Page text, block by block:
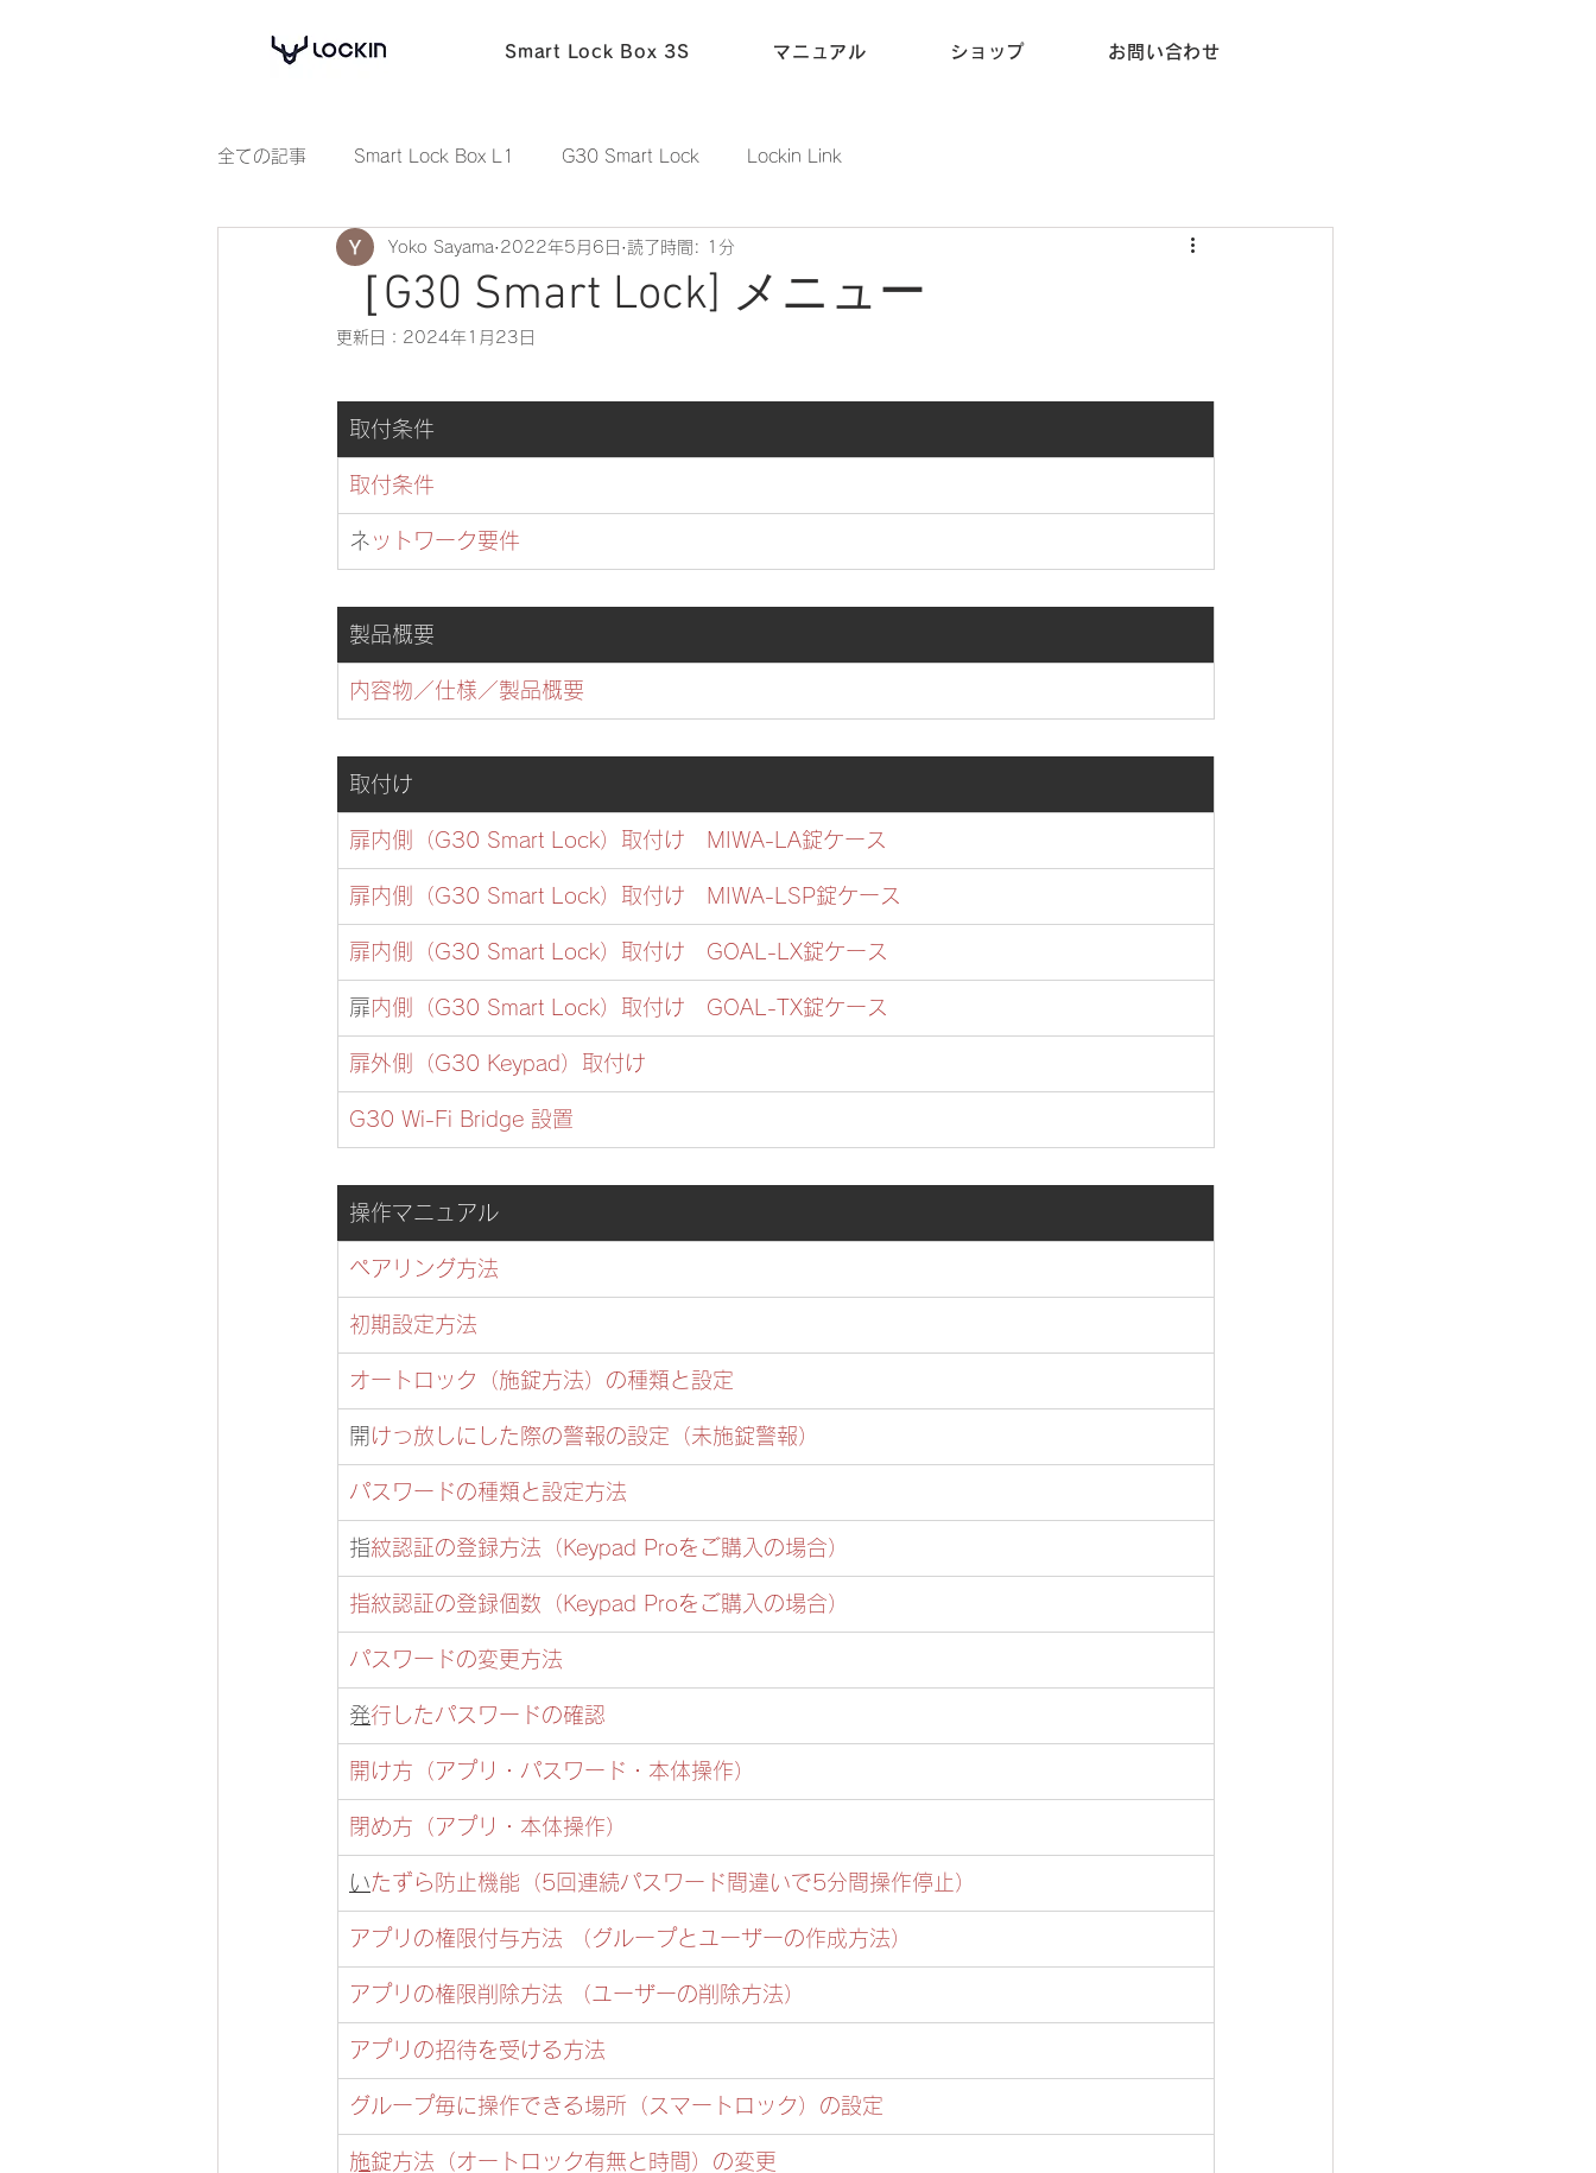
Smart Lock Box 3S マニュアル ショップ お問い合わせ
全ての記事 Smart Lock Box L1 G30 Smart Lock Lockin Link
［G30 Smart Lock] メニュー
Yoko Sayama 2022年5月6日 読了時間: 1分
更新日： 2024年1月23日
取付条件
取付条件
​ ネットワーク要件
製品概要
内容物／仕様／製品概要
取付け
扉内側（G30 Smart Lock）取付け　MIWA-LA錠ケース
扉内側（G30 Smart Lock）取付け　MIWA-LSP錠ケース
扉内側（G30 Smart Lock）取付け　GOAL-LX錠ケース
​扉内側（G30 Smart Lock）取付け　GOAL-TX錠ケース
​扉外側（G30 Keypad）取付け
G30 Wi-Fi Bridge 設置
操作マニュアル
ペアリング方法
初期設定方法
オートロック（施錠方法）の種類と設定
​ 開けっ放しにした際の警報の設定（未施錠警報）
パスワードの種類と設定方法
​指紋認証の登録方法（Keypad Proをご購入の場合）
指紋認証の登録個数（Keypad Proをご購入の場合）
パスワードの変更方法
​発行したパスワードの確認
開け方（アプリ・パスワード・本体操作）
​閉め方（アプリ・本体操作）
​いたずら防止機能（5回連続パスワード間違いで5分間操作停止）
アプリの権限付与方法 （グループとユーザーの作成方法）
アプリの権限削除方法 （ユーザーの削除方法）
アプリの招待を受ける方法
​グループ毎に操作できる場所（スマートロック）の設定
​施錠方法（オートロック有無と時間）の変更